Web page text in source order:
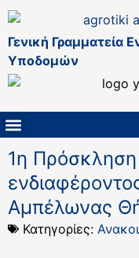
Γενική Γραμματεία
Υποδομών
1η
Αμπέλωνας
Κατηγορίες: